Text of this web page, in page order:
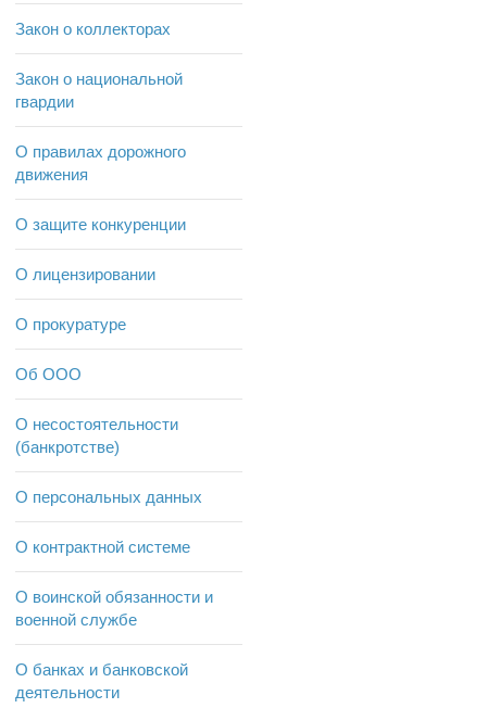
Закон о коллекторах
Закон о национальной
гвардии
О правилах дорожного
движения
О защите конкуренции
О лицензировании
О прокуратуре
Об ООО
О несостоятельности
(банкротстве)
О персональных данных
О контрактной системе
О воинской обязанности и
военной службе
О банках и банковской
деятельности